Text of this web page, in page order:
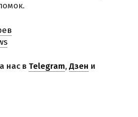
нас в Telegram,Дзен и